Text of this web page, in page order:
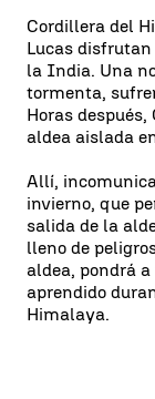
Cordillera del
Lucas
la India. Una
tormenta,
Horas
aldea aislada
Allí,
invierno, que
salida de la
lleno de
aldea, pondrá
aprendido
Himalaya.